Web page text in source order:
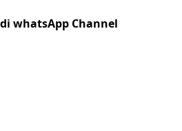
whatsApp Channel